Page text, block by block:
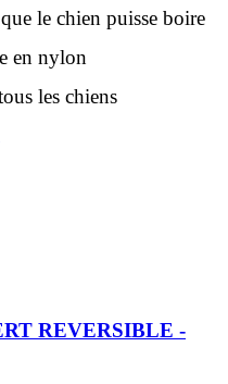
le chien puisse boire
en nylon
les chiens
REVERSIBLE -